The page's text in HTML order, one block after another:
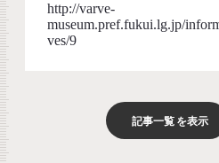
http://varve-
museum.pref.fukui.lg.jp/
ves/9
記事一覧 を表示